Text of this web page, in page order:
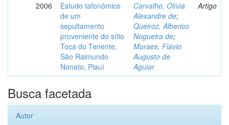
2006
Estudo tafonômico
de um
sepultamento
proveniente do sítio
Toca do Tenente,
São Raimundo
Nonato, Piauí
Carvalho, Olívia
Alexandre de;
Queiroz, Alberico
Nogueira de;
Moraes, Flávio
Augusto de
Aguiar
Artigo
Busca facetada
Autor